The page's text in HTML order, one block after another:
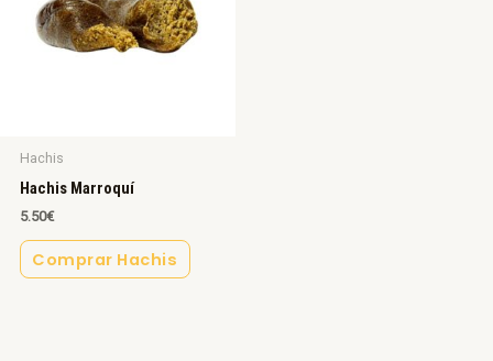
Hachis
Hachis Marroquí
5.50€
Comprar Hachis